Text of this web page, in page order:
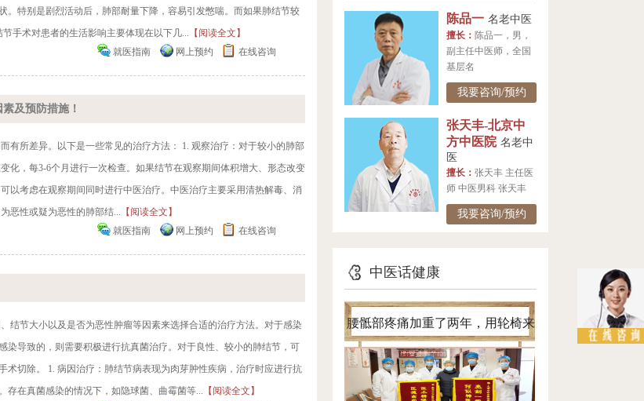
特别是剧烈活动后，肺部耐量下降，容易引发憋喘。而如果肺结节较
手术对患者的生活影响主要体现在以下几... 【阅读全文】
就医指南
网上预约 在线咨询
及预防措施！
有所差异。以下是一些常见的治疗方法： 1. 观察治疗：对于较小的肺部
化，每3-6个月进行一次检查。如果结节在观察期间体积增大、形态改变
以考虑在观察期间同时进行中医治疗。中医治疗主要采用清热解毒、消
恶性或疑为恶性的肺部结... 【阅读全文】
就医指南
网上预约 在线咨询
结节大小以及是否为恶性肿瘤等因素来选择合适的治疗方法。对于感染
导致的，则需要积极进行抗真菌治疗。对于良性、较小的肺结节，可
切除。 1. 病因治疗：肺结节病表现为肉芽肿性疾病，治疗时应进行抗
存在真菌感染的情况下，如隐球菌、曲霉菌等... 【阅读全文】
陈品一 名老中医
擅长： 陈品一，男，
副主任中医师，全国
基层名
我要咨询/预约
张天丰-北京中
方中医院 名老中
医
擅长： 张天丰 主任医
师 中医男科 张天丰
我要咨询/预约
中医话健康
腰骶部疼痛加重了两年，用轮椅来
看病，针灸一个半月自己进病房